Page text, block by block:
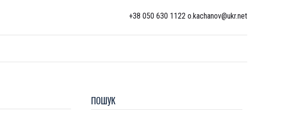
+38 050 630 1122 o.kachanov@ukr.net
ПОШУК